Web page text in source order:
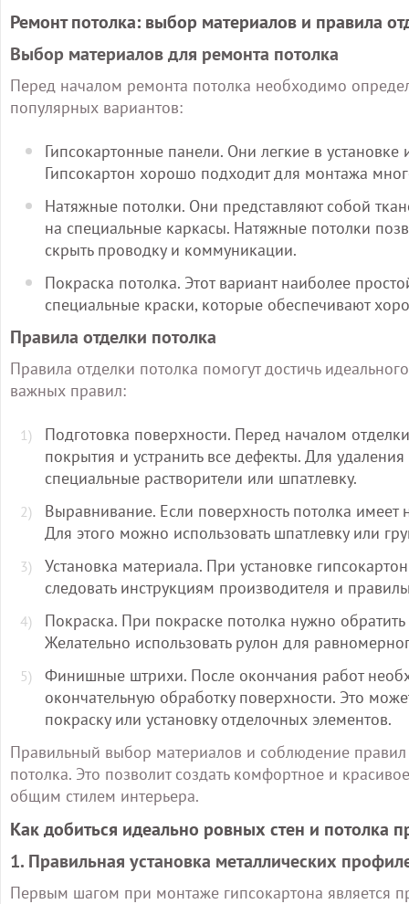
Ремонт потолка: выбор материалов и правила
Выбор материалов для ремонта потолка
Перед началом ремонта потолка необходимо
популярных вариантов:
Гипсокартонные панели. Они легкие в
Гипсокартон хорошо подходит для монтажа
Натяжные потолки. Они представляют собой
на специальные каркасы. Натяжные потолки
скрыть проводку и коммуникации.
Покраска потолка. Этот вариант наиболее
специальные краски, которые обеспечивают
Правила отделки потолка
Правила отделки потолка помогут достичь
важных правил:
Подготовка поверхности. Перед началом
покрытия и устранить все дефекты. Для
специальные растворители или шпатлевку.
Выравнивание. Если поверхность потолка
Для этого можно использовать шпатлевку или
Установка материала. При установке
следовать инструкциям производителя и
Покраска. При покраске потолка нужно
Желательно использовать рулон для
Финишные штрихи. После окончания работ
окончательную обработку поверхности. Это
покраску или установку отделочных элементов.
Правильный выбор материалов и соблюдение правил
потолка. Это позволит создать комфортное и
общим стилем интерьера.
Как добиться идеально ровных стен и потолка
1. Правильная установка металлических
Первым шагом при монтаже гипсокартона является